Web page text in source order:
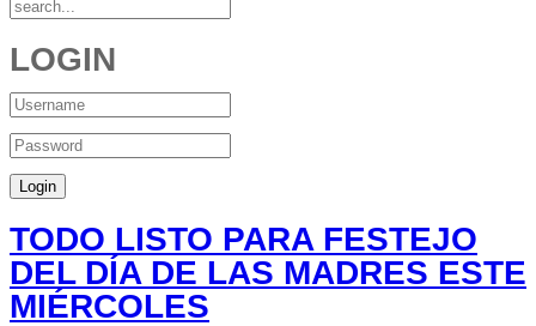
LOGIN
TODO LISTO PARA FESTEJO
DEL DÍA DE LAS MADRES ESTE
MIÉRCOLES